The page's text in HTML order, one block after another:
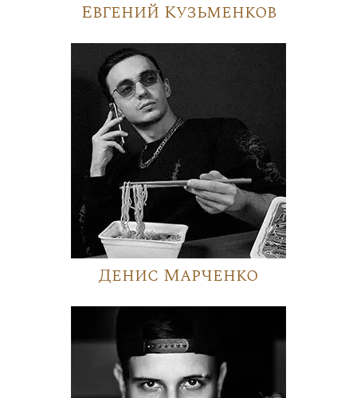
Евгений Кузьменков
Денис Марченко